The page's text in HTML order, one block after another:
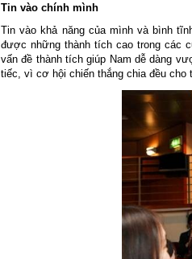
Tin vào chính mình
Tin vào khả năng của mình và bình
được những thành tích cao trong các
vấn đề thành tích giúp Nam dễ dàng
tiếc, vì cơ hội chiến thắng chia đều cho